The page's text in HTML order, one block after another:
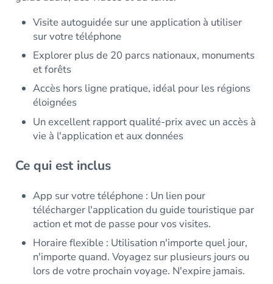
Visite autoguidée sur une application à utiliser
sur votre téléphone
Explorer plus de 20 parcs nationaux, monuments
et forêts
Accès hors ligne pratique, idéal pour les régions
éloignées
Un excellent rapport qualité-prix avec un accès à
vie à l'application et aux données
Ce qui est inclus
App sur votre téléphone : Un lien pour
télécharger l'application du guide touristique par
action et mot de passe pour vos visites.
Horaire flexible : Utilisation n'importe quel jour,
n'importe quand. Voyagez sur plusieurs jours ou
lors de votre prochain voyage. N'expire jamais.